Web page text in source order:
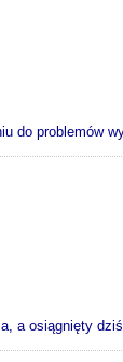
do problemów
a osiągnięty